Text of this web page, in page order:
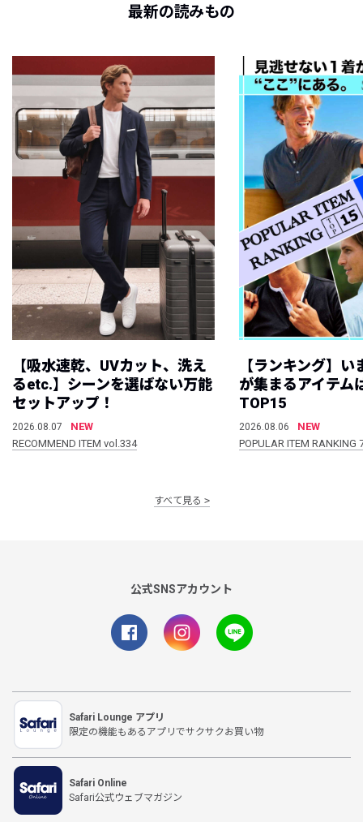
最新の読みもの
【吸水速乾、UVカット、洗え
るetc.】シーンを選ばない万能
セットアップ！
2026.08.07
NEW
RECOMMEND ITEM vol.334
【ランキング】
が集まるアイテム
TOP15
2026.08.06
NEW
POPULAR ITEM
すべて見る
公式SNSアカウント
Safari Lounge アプリ
限定の機能もあるアプリでサクサクお買い物
Safari Online
Safari公式ウェブマガジン